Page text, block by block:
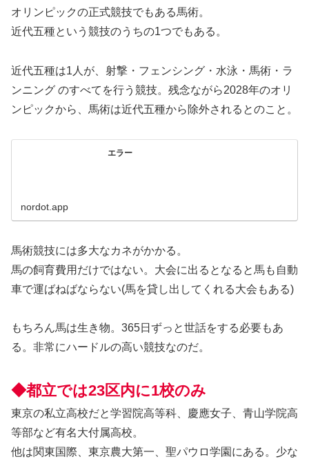
オリンピックの正式競技でもある馬術。
近代五種という競技のうちの1つでもある。
近代五種は1人が、射撃・フェンシング・水泳・馬術・ラ
ンニング のすべてを行う競技。残念ながら2028年のオリ
ンピックから、馬術は近代五種から除外されるとのこと。
エラー
nordot.app
馬術競技には多大なカネがかかる。
馬の飼育費用だけではない。大会に出るとなると馬も自動
車で運ばねばならない(馬を貸し出してくれる大会もある)
もちろん馬は生き物。365日ずっと世話をする必要もあ
る。非常にハードルの高い競技なのだ。
◆都立では23区内に1校のみ
東京の私立高校だと学習院高等科、慶應女子、青山学院高
等部など有名大付属高校。
他は関東国際、東京農大第一、聖パウロ学園にある。少な